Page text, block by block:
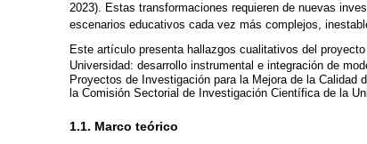
2023). Estas transformaciones requieren de nuevas
escenarios educativos cada vez más complejos,
Este artículo presenta hallazgos cualitativos del
Universidad: desarrollo instrumental e integración de
Proyectos de Investigación para la Mejora de la
la Comisión Sectorial de Investigación Científica de la
1.1. Marco teórico